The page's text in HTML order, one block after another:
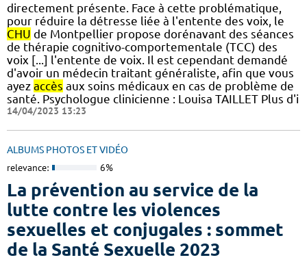
directement présente. Face à cette problématique,
pour réduire la détresse liée à l'entente des voix, le
CHU de Montpellier propose dorénavant des séances
de thérapie cognitivo-comportementale (TCC) des
voix [...] l'entente de voix. Il est cependant demandé
d'avoir un médecin traitant généraliste, afin que vous
ayez accès aux soins médicaux en cas de problème de
santé. Psychologue clinicienne : Louisa TAILLET Plus d'i
14/04/2023 13:23
ALBUMS PHOTOS ET VIDÉO
relevance: 6%
La prévention au service de la
lutte contre les violences
sexuelles et conjugales : sommet
de la Santé Sexuelle 2023